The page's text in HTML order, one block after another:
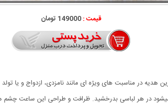
قیمت :149000 تومان
در هر لباسی بدرخشید. ظرافت و طراحی این ساعت چشم